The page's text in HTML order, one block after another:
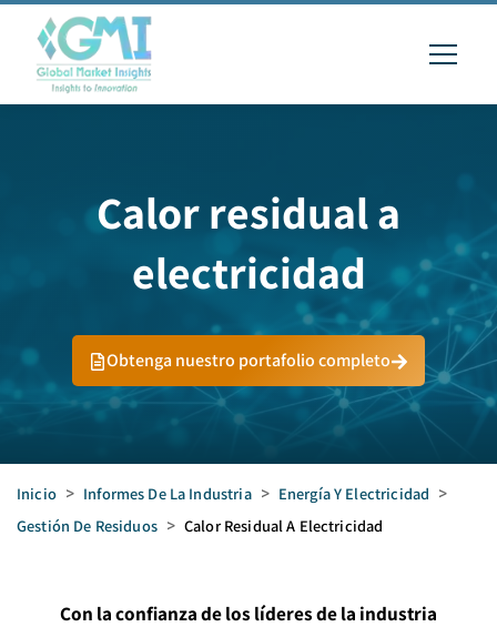
Calor residual a
electricidad
Obtenga nuestro portafolio completo
Inicio > Informes De La Industria > Energía Y Electricidad >
Gestión De Residuos > Calor Residual A Electricidad
Con la confianza de los líderes de la industria